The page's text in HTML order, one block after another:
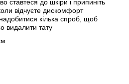
ставтеся до шкіри і припиніть
відчуєте дискомфорт
кілька спроб, щоб
видалити тату